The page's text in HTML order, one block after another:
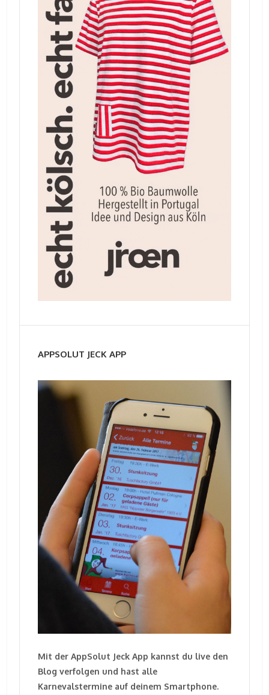
APPSOLUT JECK APP
Mit der AppSolut Jeck App kannst du live den
Blog verfolgen und hast alle
Karnevalstermine auf deinem Smartphone.